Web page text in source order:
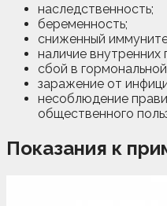
наследственность;
беременность;
сниженный
наличие внутренних
сбой в
заражение от
несоблюдение
общественного
Показания к